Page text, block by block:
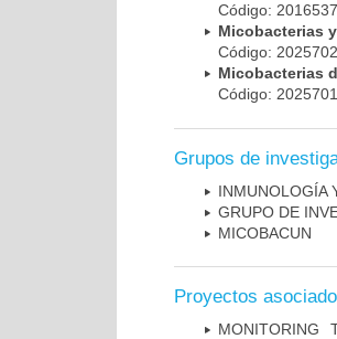
Código:
Micobacterias
Código:
Micobacterias
Código:
Grupos de
INMUNOLOGÍA
GRUPO DE
MICOBAC­UN
Proyectos
MONITORING